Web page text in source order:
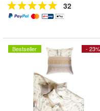
32
- 23%
Bestseller